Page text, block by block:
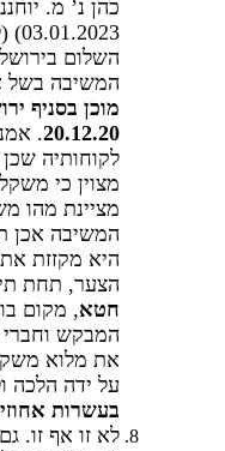
03.01.2023)‏‏ (להלן: “
השלום
המשיבה בשל
מוכן בסניף
20.12.20
.
לקוחותיה
מצוין כי
מציינת מהו
המשיבה אכן
היא מקזזת
הצער, תחת
חטא, מקום
המבקש וחברי
את מלוא
על ידה הלכה
בעשרות